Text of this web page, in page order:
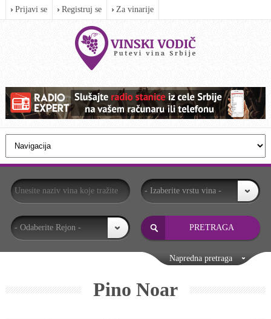
Prijavi se Registruj se Za vinarije
- Izaberite vrstu vina -
- Odaberite Rejon -
Napredna pretraga
Pino Noar